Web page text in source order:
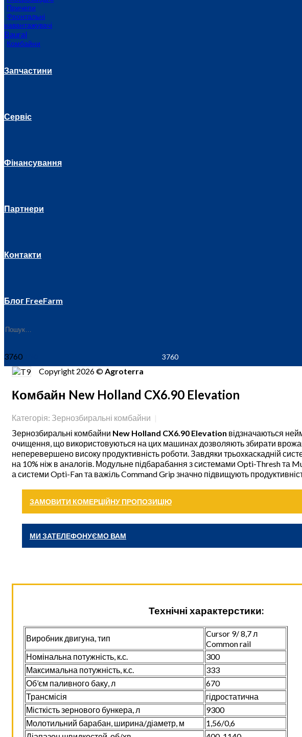
Причепи
Фронтальні
навантажувачі
Baural
Комбайни
Запчастини
Сервіс
Фінансування
Партнери
Контакти
Блог FreeFarm
3760
Комбайн New Holland CX6.90 Elevation
Категорія: Зернозбиральні комбайни
Зернозбиральні комбайни New Holland CX6.90 Elevation відзначаються
очищення, що використовуються на цих машинах дозволяють збирати
неперевершено високу продуктивність роботи. Завдяки трьохкаскадній
на 10% ніж в аналогів. Модульне підбарабання з системами Opti-Thresh та
а системи Opti-Fan та важіль Command Grip значно підвищують
ЗАМОВИТИ КОМЕРЦІЙНУ ПРОПОЗИЦІЮ
МИ ЗАТЕЛЕФОНУЄМО ВАМ
Технічні характерстики:
Виробник двигуна, тип
Cursor 9/ 8,7 л
Common rail
Номінальна потужність, к.с.
300
Максимальна потужність, к.с.
333
Об’єм паливного баку, л
670
Трансмісія
гідростатична
Місткість зернового бункера, л
9300
Молотильний барабан, ширина/діаметр, м
1,56/0,6
Copyright 2026 ©Agroterra